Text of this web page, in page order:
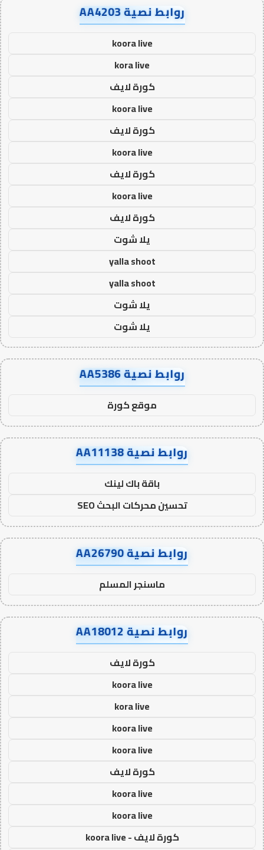
روابط نصية AA4203
koora live
kora live
كورة لايف
koora live
كورة لايف
koora live
كورة لايف
koora live
كورة لايف
يلا شوت
yalla shoot
yalla shoot
يلا شوت
يلا شوت
روابط نصية AA5386
موقع كورة
روابط نصية AA11138
باقة باك لينك
تحسين محركات البحث SEO
روابط نصية AA26790
ماسنجر المسلم
روابط نصية AA18012
كورة لايف
koora live
kora live
koora live
koora live
كورة لايف
koora live
koora live
كورة لايف - koora live